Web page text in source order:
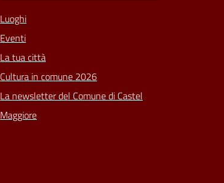
Luoghi
Eventi
La tua città
Cultura in comune 2026
La newsletter del Comune di Castel
Maggiore